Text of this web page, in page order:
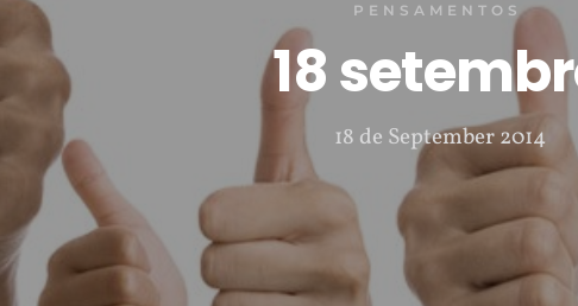
PENSAMENTOS
18
18 de September 2014